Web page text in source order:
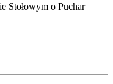
Stołowym o Puchar